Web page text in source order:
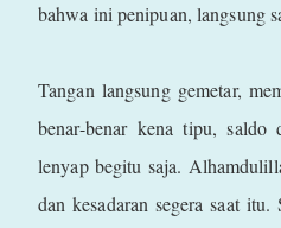
bahwa ini penipuan, langsung
Tangan langsung gemetar,
benar-benar kena tipu,
lenyap begitu saja.
dan kesadaran segera saat